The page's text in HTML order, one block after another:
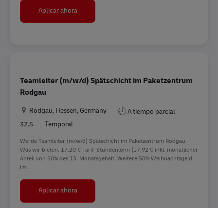
Aplicar ahoraFacharzt für Arbeitsmedizin in Lübeck gesucht
Teamleiter (m/w/d) Spätschicht im Paketzentrum
Rodgau
Ubicación
Rodgau, Hessen, Germany
A tiempo parcial
32.5
Temporal
Werde Teamleiter (m/w/d) Spätschicht im Paketzentrum Rodgau.
Was wir bieten. 17,20 € Tarif-Stundenlohn (17,92 € inkl. monatlicher
Anteil von 50% des 13. Monatsgehalt. Weitere 50% Weihnachtsgeld
im ...
Aplicar ahoraTeamleiter (m/w/d) Spätschicht im